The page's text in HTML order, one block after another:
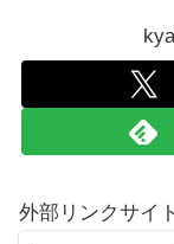
外部リンクサイト